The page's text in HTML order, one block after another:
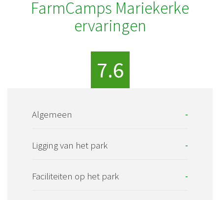
FarmCamps Mariekerke
ervaringen
7.6
Algemeen -
Ligging van het park -
Faciliteiten op het park -